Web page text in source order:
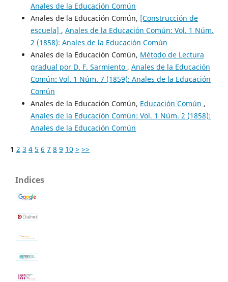
Anales de la Educación Común
Anales de la Educación Común, [Construcción de
escuela] , Anales de la Educación Común: Vol. 1 Núm.
2 (1858): Anales de la Educación Común
Anales de la Educación Común, Método de Lectura
gradual por D. F. Sarmiento , Anales de la Educación
Común: Vol. 1 Núm. 7 (1859): Anales de la Educación
Común
Anales de la Educación Común, Educación Común ,
Anales de la Educación Común: Vol. 1 Núm. 2 (1858):
Anales de la Educación Común
1 2 3 4 5 6 7 8 9 10 > >>
Indices